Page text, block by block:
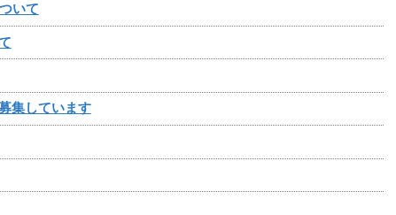
いて
集しています